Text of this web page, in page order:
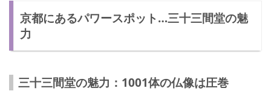
京都にあるパワースポット…三十三間堂の魅
力
三十三間堂の魅力：1001体の仏像は圧巻